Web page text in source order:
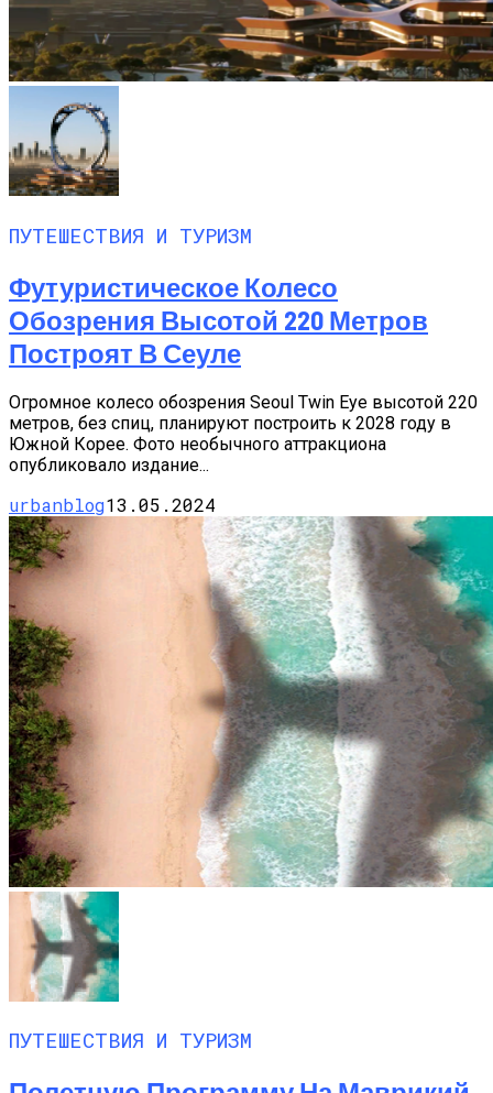
ПУТЕШЕСТВИЯ И ТУРИЗМ
Футуристическое Колесо
Обозрения Высотой 220 Метров
Построят В Сеуле
Огромное колесо обозрения Seoul Twin Eye высотой 220
метров, без спиц, планируют построить к 2028 году в
Южной Корее. Фото необычного аттракциона
опубликовало издание...
urbanblog13.05.2024
ПУТЕШЕСТВИЯ И ТУРИЗМ